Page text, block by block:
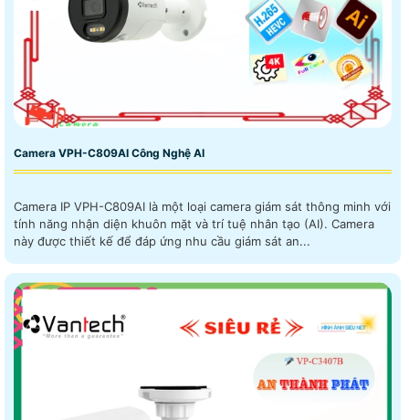
Camera VPH-C809AI Công Nghệ AI
Camera IP VPH-C809AI là một loại camera giám sát thông minh với
tính năng nhận diện khuôn mặt và trí tuệ nhân tạo (AI). Camera
này được thiết kế để đáp ứng nhu cầu giám sát an...